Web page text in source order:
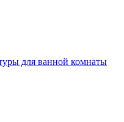
для ванной комнаты